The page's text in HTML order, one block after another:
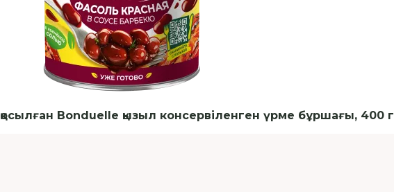
Bonduelle қызыл консервіленген үрме бұршағы, 400 г